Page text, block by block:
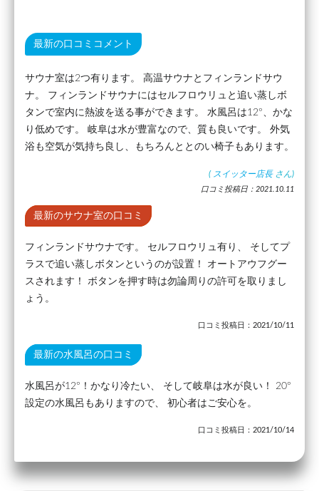
最新の口コミコメント
サウナ室は2つ有ります。 高温サウナとフィンランドサウ
ナ。 フィンランドサウナにはセルフロウリュと追い蒸しボ
タンで室内に熱波を送る事ができます。 水風呂は12°、かな
り低めです。 岐阜は水が豊富なので、質も良いです。 外気
浴も空気が気持ち良し、もちろんととのい椅子もあります。
( スイッター店長 さん)
口コミ投稿日：2021.10.11
最新のサウナ室の口コミ
フィンランドサウナです。 セルフロウリュ有り、 そしてプ
ラスで追い蒸しボタンというのが設置！ オートアウフグー
スされます！ ボタンを押す時は勿論周りの許可を取りまし
ょう。
口コミ投稿日：2021/10/11
最新の水風呂の口コミ
水風呂が12°！かなり冷たい、 そして岐阜は水が良い！ 20°
設定の水風呂もありますので、 初心者はご安心を。
口コミ投稿日：2021/10/14